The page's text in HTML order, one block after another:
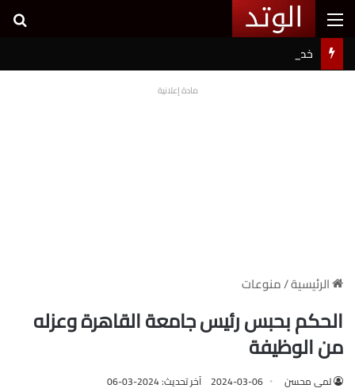
القائمة
مادة إعلانية
الرئيسية/منوعات
الحكم بحبس رئيس جامعة القاهرة وعزله
من الوظيفة
لمى محسن 2024-03-06 آخر تحديث: 2024-03-06